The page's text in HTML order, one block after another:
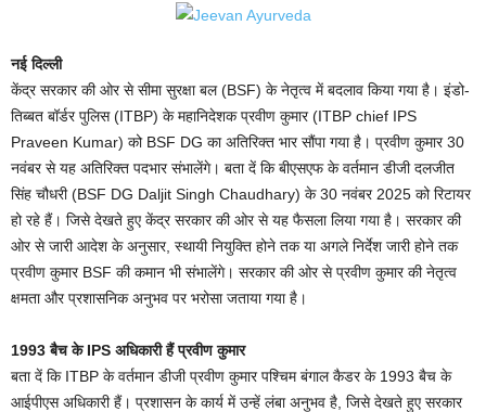
नई दिल्ली
केंद्र सरकार की ओर से सीमा सुरक्षा बल (BSF) के नेतृत्व में बदलाव किया गया है। इंडो-
तिब्बत बॉर्डर पुलिस (ITBP) के महानिदेशक प्रवीण कुमार (ITBP chief IPS
Praveen Kumar) को BSF DG का अतिरिक्त भार सौंपा गया है। प्रवीण कुमार 30
नवंबर से यह अतिरिक्त पदभार संभालेंगे। बता दें कि बीएसएफ के वर्तमान डीजी दलजीत
सिंह चौधरी (BSF DG Daljit Singh Chaudhary) के 30 नवंबर 2025 को रिटायर
हो रहे हैं। जिसे देखते हुए केंद्र सरकार की ओर से यह फैसला लिया गया है। सरकार की
ओर से जारी आदेश के अनुसार, स्थायी नियुक्ति होने तक या अगले निर्देश जारी होने तक
प्रवीण कुमार BSF की कमान भी संभालेंगे। सरकार की ओर से प्रवीण कुमार की नेतृत्व
क्षमता और प्रशासनिक अनुभव पर भरोसा जताया गया है।
1993 बैच के IPS अधिकारी हैं प्रवीण कुमार
बता दें कि ITBP के वर्तमान डीजी प्रवीण कुमार पश्चिम बंगाल कैडर के 1993 बैच के
आईपीएस अधिकारी हैं। प्रशासन के कार्य में उन्हें लंबा अनुभव है, जिसे देखते हुए सरकार